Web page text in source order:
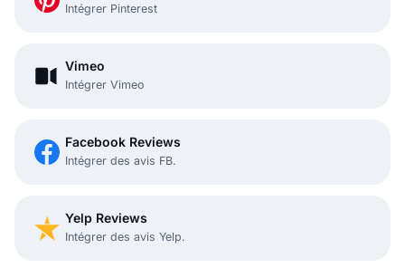
Intégrer Pinterest
Vimeo
Intégrer Vimeo
Facebook Reviews
Intégrer des avis FB.
Yelp Reviews
Intégrer des avis Yelp.